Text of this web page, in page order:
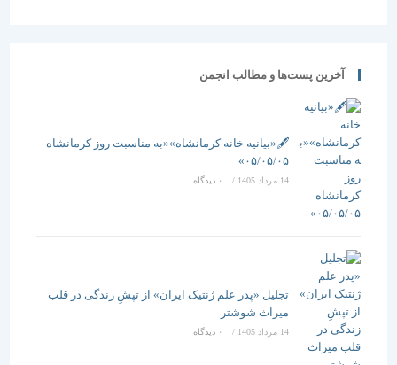
آخرین پست‌ها و مطالب انجمن
🖋️«بیانیه خانه کرمانشاه»«به مناسبت روز کرمانشاه
۰۵/۰۵/۰۵»
/ ۰ دیدگاه
تجلیل «پدر علم ژنتیک ایران» از تپشِ زندگی در قلب
میراث شوشتر
14 مرداد 1405 / ۰ دیدگاه